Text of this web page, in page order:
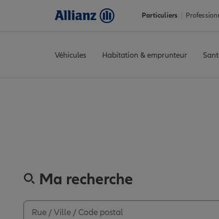
Particuliers
Véhicules Habitation & emprunteur
Ma recherche